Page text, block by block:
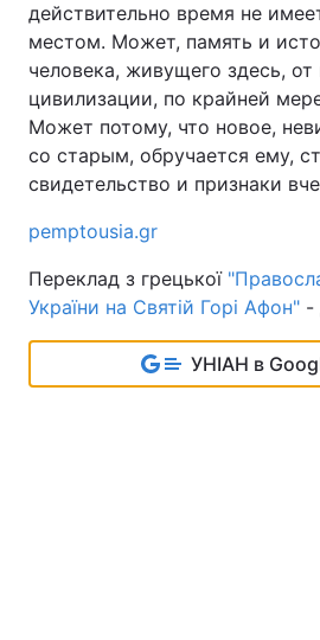
действительно время не
местом. Может, память и
человека, живущего здесь,
цивилизации, по крайней
Может потому, что новое,
со старым, обручается ему,
свидетельство и признаки
pemptousia.gr
Переклад з грецької
України на Святій Горі Афон" -
УНІАН в